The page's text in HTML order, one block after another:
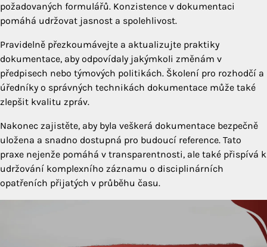
požadovaných formulářů. Konzistence v dokumentaci
pomáhá udržovat jasnost a spolehlivost.
Pravidelně přezkoumávejte a aktualizujte praktiky
dokumentace, aby odpovídaly jakýmkoli změnám v
předpisech nebo týmových politikách. Školení pro rozhodčí a
úředníky o správných technikách dokumentace může také
zlepšit kvalitu zpráv.
Nakonec zajistěte, aby byla veškerá dokumentace bezpečně
uložena a snadno dostupná pro budoucí reference. Tato
praxe nejenže pomáhá v transparentnosti, ale také přispívá k
udržování komplexního záznamu o disciplinárních
opatřeních přijatých v průběhu času.